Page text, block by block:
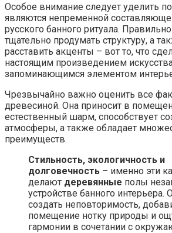
Особое внимание следует уделить
являются непременной
русского банного ритуала.
тщательно продумать структуру, а
расставить акценты – вот то, что
настоящим произведением
запоминающимся элементом
Чрезвычайно важно оценить все
древесиной. Она приносит в
естественный шарм, способствует
атмосферы, а также обладает
преимуществ.
Стильность, экологичность и
долговечность – именно эти
делают деревянные полы
устройстве банного интерьера.
создать неповторимость,
помещение нотку природы и
гармонии в сочетании с